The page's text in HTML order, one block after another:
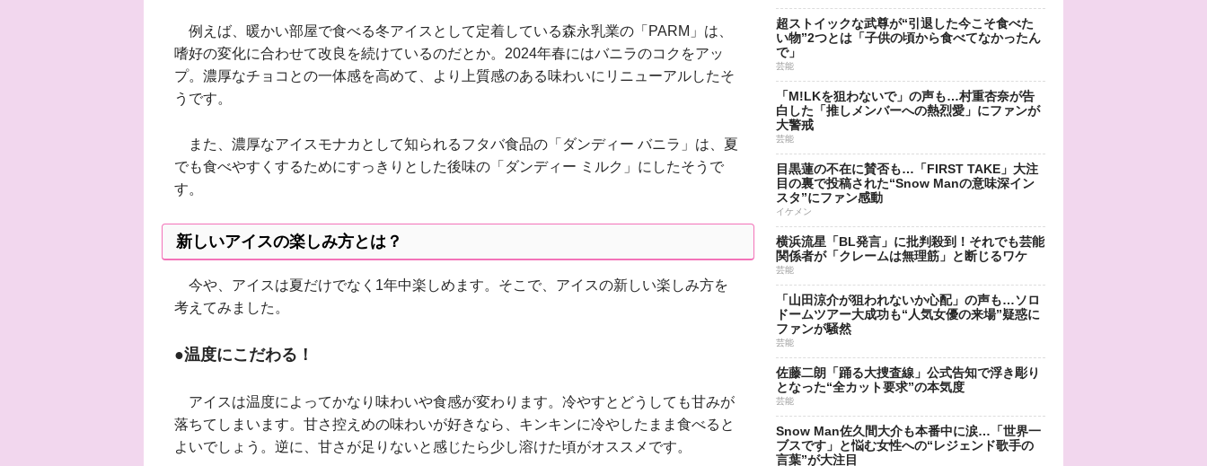
例えば、暖かい部屋で食べる冬アイスとして定着している森永乳業の「PARM」は、
嗜好の変化に合わせて改良を続けているのだとか。2024年春にはバニラのコクをアッ
プ。濃厚なチョコとの一体感を高めて、より上質感のある味わいにリニューアルしたそ
うです。
また、濃厚なアイスモナカとして知られるフタバ食品の「ダンディー バニラ」は、夏
でも食べやすくするためにすっきりとした後味の「ダンディー ミルク」にしたそうで
す。
新しいアイスの楽しみ方とは？
今や、アイスは夏だけでなく1年中楽しめます。そこで、アイスの新しい楽しみ方を
考えてみました。
●温度にこだわる！
アイスは温度によってかなり味わいや食感が変わります。冷やすとどうしても甘みが
落ちてしまいます。甘さ控えめの味わいが好きなら、キンキンに冷やしたまま食べると
よいでしょう。逆に、甘さが足りないと感じたら少し溶けた頃がオススメです。
超ストイックな武尊が“引退した今こそ食べた
い物”2つとは「子供の頃から食べてなかったん
で」
芸能
「M!LKを狙わないで」の声も…村重杏奈が告
白した「推しメンバーへの熱烈愛」にファンが
大警戒
芸能
目黒蓮の不在に賛否も…「FIRST TAKE」大注
目の裏で投稿された“Snow Manの意味深イン
スタ”にファン感動
イケメン
横浜流星「BL発言」に批判殺到！それでも芸能
関係者が「クレームは無理筋」と断じるワケ
芸能
「山田涼介が狙われないか心配」の声も…ソロ
ドームツアー大成功も“人気女優の来場”疑惑に
ファンが騒然
芸能
佐藤二朗「踊る大捜査線」公式告知で浮き彫り
となった“全カット要求”の本気度
芸能
Snow Man佐久間大介も本番中に涙…「世界一
ブスです」と悩む女性への“レジェンド歌手の
言葉”が大注目